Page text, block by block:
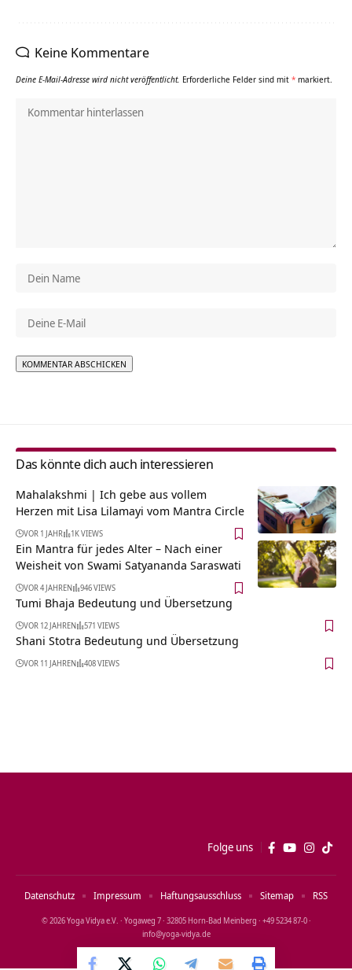
Keine Kommentare
Deine E-Mail-Adresse wird nicht veröffentlicht. Erforderliche Felder sind mit * markiert.
Das könnte dich auch interessieren
Mahalakshmi | Ich gebe aus vollem
Herzen mit Lisa Lilamayi vom Mantra Circle
VOR 1 JAHR 1K VIEWS
Ein Mantra für jedes Alter – Nach einer
Weisheit von Swami Satyananda Saraswati
VOR 4 JAHREN 946 VIEWS
Tumi Bhaja Bedeutung und Übersetzung
VOR 12 JAHREN 571 VIEWS
Shani Stotra Bedeutung und Übersetzung
VOR 11 JAHREN 408 VIEWS
Folge uns
© 2026 Yoga Vidya e.V. · Yogaweg 7 · 32805 Horn‑Bad Meinberg · +49 5234 87‑0 ·
info@yoga‑vidya.de
Datenschutz Impressum Haftungsausschluss Sitemap RSS